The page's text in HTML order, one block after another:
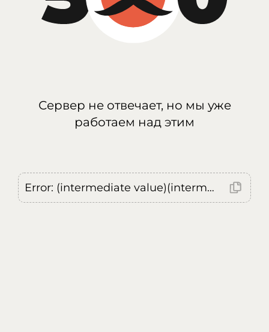
Сервер не отвечает, но мы уже
работаем над этим
Error: (intermediate value)(intermediate value)(intermediate value).replaceAll is not a function